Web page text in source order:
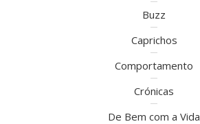
Buzz
Caprichos
Comportamento
Crónicas
De Bem com a Vida